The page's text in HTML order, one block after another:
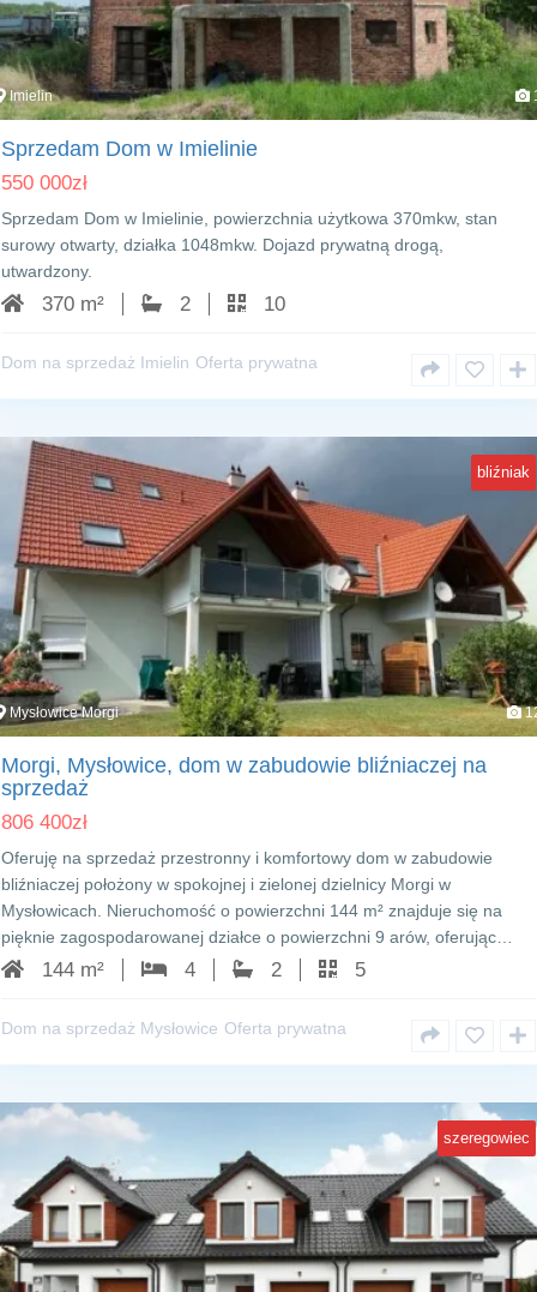
Imielin
Sprzedam Dom w Imielinie
550 000zł
Sprzedam Dom w Imielinie, powierzchnia użytkowa 370mkw, stan
surowy otwarty, działka 1048mkw. Dojazd prywatną drogą,
utwardzony.
370 m² 2 10
Dom na sprzedaż Imielin Oferta prywatna
bliźniak
Mysłowice Morgi
Morgi, Mysłowice, dom w zabudowie bliźniaczej na
sprzedaż
806 400zł
Oferuję na sprzedaż przestronny i komfortowy dom w zabudowie
bliźniaczej położony w spokojnej i zielonej dzielnicy Morgi w
Mysłowicach. Nieruchomość o powierzchni 144 m² znajduje się na
pięknie zagospodarowanej działce o powierzchni 9 arów, oferując…
144 m² 4 2 5
Dom na sprzedaż Mysłowice Oferta prywatna
szeregowiec